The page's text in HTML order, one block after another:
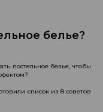
белье?
постельное белье, чтобы
список из 8 советов